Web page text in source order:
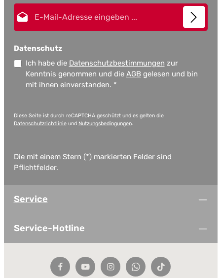
Datenschutz
Ich habe die Datenschutzbestimmungen zur
Kenntnis genommen und die AGB gelesen und bin
mit ihnen einverstanden. *
Diese Seite ist durch reCAPTCHA geschützt und es gelten die
Datenschutzrichtlinieund Nutzungsbedingungen.
Die mit einem Stern (*) markierten Felder sind
Pflichtfelder.
Service
Service-Hotline